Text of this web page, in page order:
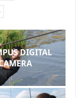
DIGITAL